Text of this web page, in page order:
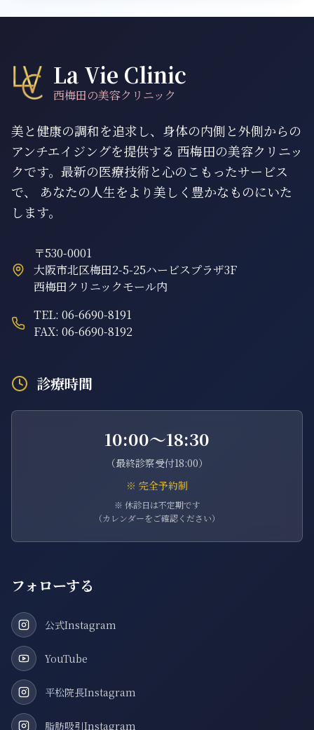
La Vie Clinic
西梅田の美容クリニック
美と健康の調和を追求し、身体の内側と外側からの
アンチエイジングを提供する 西梅田の美容クリニッ
クです。最新の医療技術と心のこもったサービス
で、 あなたの人生をより美しく豊かなものにいた
します。
〒530-0001
大阪市北区梅田2-5-25ハービスプラザ3F
西梅田クリニックモール内
TEL: 06-6690-8191
FAX: 06-6690-8192
診療時間
10:00〜18:30
（最終診察受付18:00）
※ 完全予約制
※ 休診日は不定期です
（カレンダーをご確認ください）
フォローする
公式Instagram
YouTube
平松院長Instagram
脂肪吸引Instagram